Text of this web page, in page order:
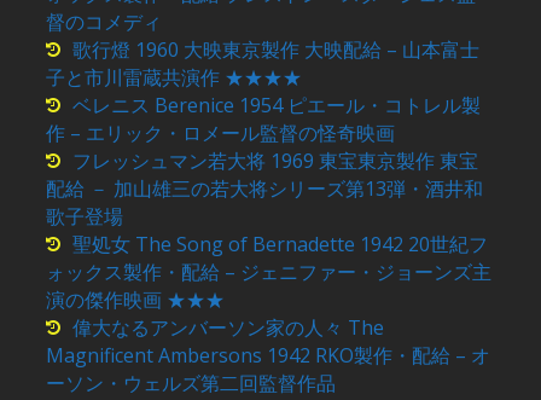
督のコメディ
歌行燈 1960 大映東京製作 大映配給 – 山本富士
子と市川雷蔵共演作 ★★★★
ベレニス Berenice 1954 ピエール・コトレル製
作 – エリック・ロメール監督の怪奇映画
フレッシュマン若大将 1969 東宝東京製作 東宝
配給 － 加山雄三の若大将シリーズ第13弾・酒井和
歌子登場
聖処女 The Song of Bernadette 1942 20世紀フ
ォックス製作・配給 – ジェニファー・ジョーンズ主
演の傑作映画 ★★★
偉大なるアンバーソン家の人々 The
Magnificent Ambersons 1942 RKO製作・配給 – オ
ーソン・ウェルズ第二回監督作品